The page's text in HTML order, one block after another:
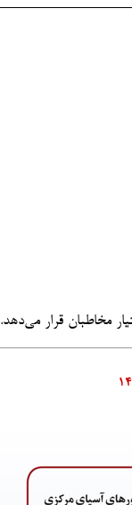
مخاطبان قرار می‌دهد.